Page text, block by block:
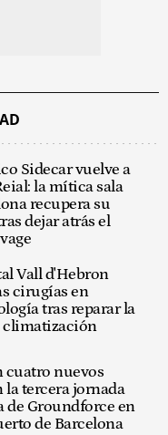
Sidecar vuelve a
la mítica sala
recupera su
dejar atrás el
Vall d'Hebron
cirugías en
tras reparar la
climatización
cuatro nuevos
la tercera jornada
de Groundforce en
de Barcelona